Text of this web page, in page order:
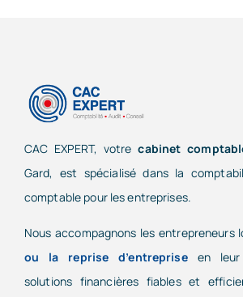
CAC EXPERT, votrecabinet
Gard, est spécialisé dans la
comptable pour les entreprises.
Nous accompagnons les entrepreneurs
ou la reprise d’entrepriseen leur
solutions financières fiables et